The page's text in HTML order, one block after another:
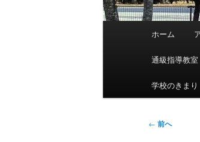
ュ
ホーム
通級指導教室
学校のきまり
投
← 前へ